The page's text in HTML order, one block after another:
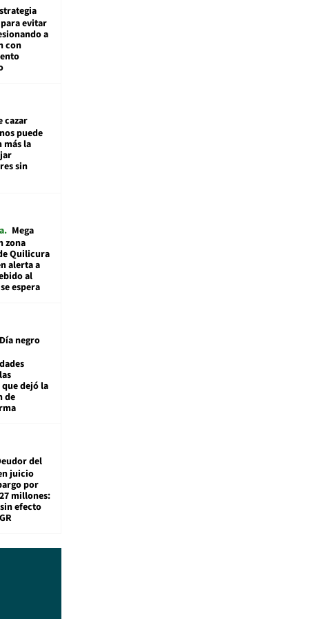
evitar
a
con
cazar
puede
más la
sin
Mega
zona
Quilicura
alerta a
al
espera
negro
dejó la
de
del
juicio
por
millones:
efecto